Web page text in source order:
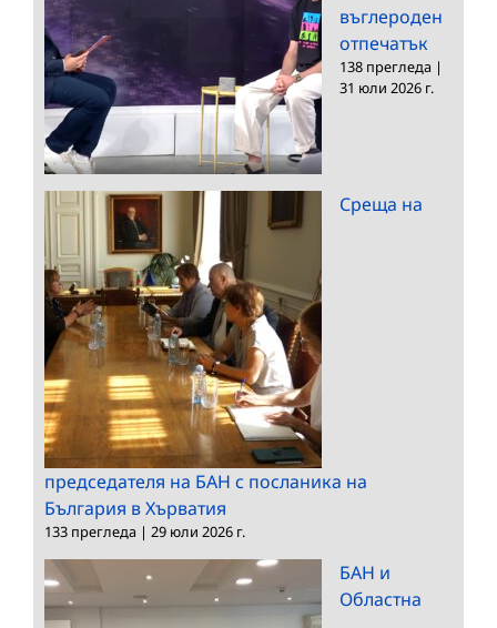
въглероден
отпечатък
138 прегледа |
31 юли 2026 г.
Среща на
председателя на БАН с посланика на
България в Хърватия
133 прегледа | 29 юли 2026 г.
БАН и
Областна